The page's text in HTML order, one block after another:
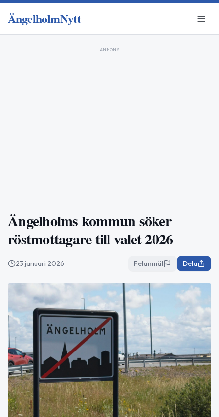
ÄngelholmNytt
ANNONS
Ängelholms kommun söker
röstmottagare till valet 2026
23 januari 2026 Felanmäl Dela